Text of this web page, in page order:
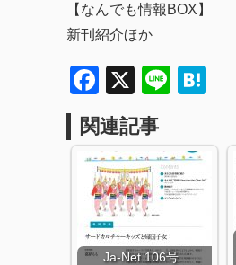
【なんでも情報BOX】
新刊紹介ほか
Facebook
X Line
関連記事
Ja-Net 106号